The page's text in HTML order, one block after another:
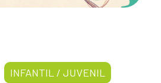
INFANTIL / JUVENIL